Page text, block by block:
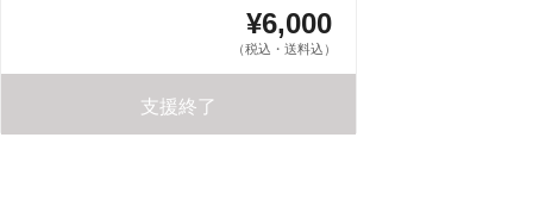
¥6,000
（税込・送料込）
支援終了